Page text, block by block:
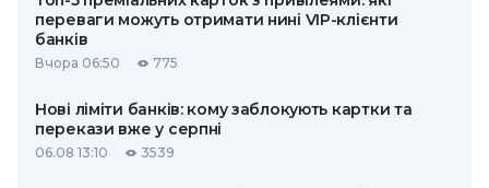
переваги можуть отримати нині VIP-клієнти
банків
Вчора 06:50 775
Нові ліміти банків: кому заблокують картки та
перекази вже у серпні
06.08 13:10 3539